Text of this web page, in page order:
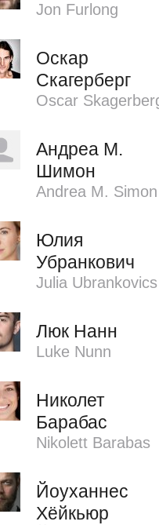
Jon Furlong
Оскар
Скагерберг
Oscar
Андреа М.
Шимон
Andrea M. Simon
Юлия
Убранкович
Julia Ubrankovics
Люк Нанн
Luke Nunn
Николет
Барабас
Nikolett Barabas
Йоуханнес
Хёйкьюр